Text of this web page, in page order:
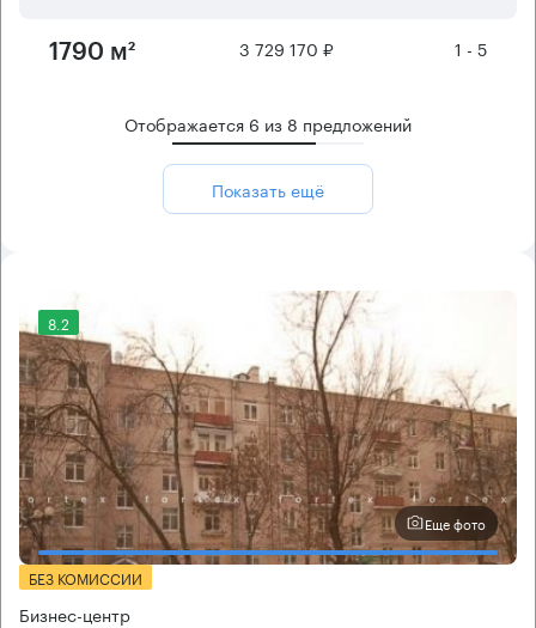
1790 м² 3 729 170 ₽ 1 - 5
Отображается 6 из 8 предложений
Показать ещё
8.2
Еще фото
БЕЗ КОМИССИИ
Бизнес-центр